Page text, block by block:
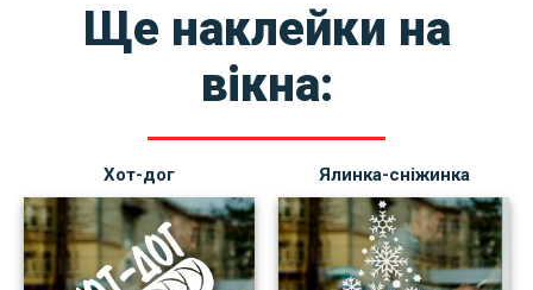
Ще наклейки на
вікна:
Хот-дог Ялинка-сніжинка